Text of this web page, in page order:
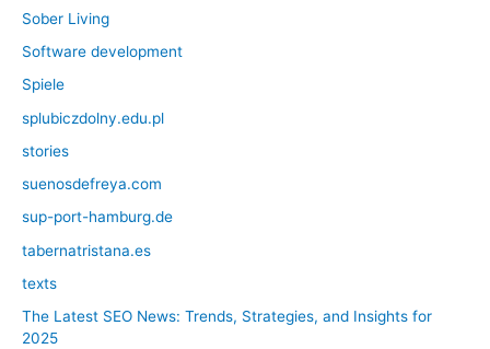
Sober Living
Software development
Spiele
splubiczdolny.edu.pl
stories
suenosdefreya.com
sup-port-hamburg.de
tabernatristana.es
texts
The Latest SEO News: Trends, Strategies, and Insights for
2025